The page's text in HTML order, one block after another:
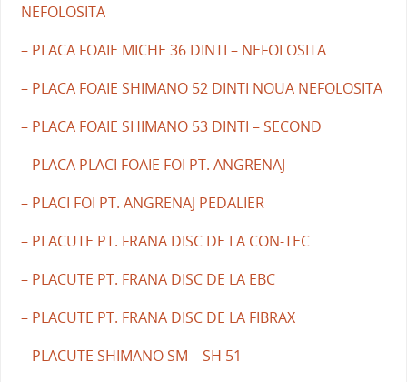
NEFOLOSITA
– PLACA FOAIE MICHE 36 DINTI – NEFOLOSITA
– PLACA FOAIE SHIMANO 52 DINTI NOUA NEFOLOSITA
– PLACA FOAIE SHIMANO 53 DINTI – SECOND
– PLACA PLACI FOAIE FOI PT. ANGRENAJ
– PLACI FOI PT. ANGRENAJ PEDALIER
– PLACUTE PT. FRANA DISC DE LA CON-TEC
– PLACUTE PT. FRANA DISC DE LA EBC
– PLACUTE PT. FRANA DISC DE LA FIBRAX
– PLACUTE SHIMANO SM – SH 51